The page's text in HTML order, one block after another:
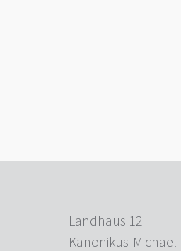
Landhaus 12
Kanonikus-